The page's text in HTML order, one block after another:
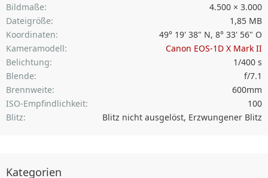
Bildmaße
4.500 × 3.000
Dateigröße
1,85 MB
Koordinaten
49° 19' 38" N, 8° 33' 56" O
Kameramodell
Canon EOS-1D X Mark II
Belichtung
1/400 s
Blende
f/7.1
Brennweite
600mm
ISO-Empfindlichkeit
100
Blitz
Blitz nicht ausgelöst, Erzwungener Blitz
Kategorien